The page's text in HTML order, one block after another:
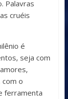
Palavras
cruéis
é
seja com
com o
ferramenta